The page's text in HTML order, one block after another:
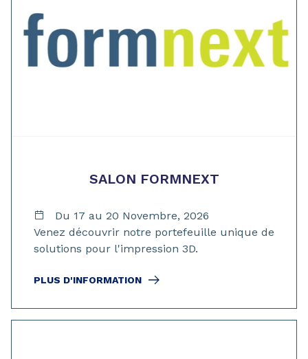
SALON FORMNEXT
Du 17 au 20 Novembre, 2026
Venez découvrir notre portefeuille unique de
solutions pour l'impression 3D.
PLUS D'INFORMATION